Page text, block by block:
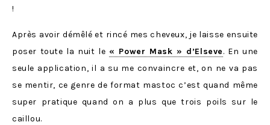
!
Après avoir démêlé et rincé mes cheveux, je laisse ensuite
poser toute la nuit le« Power Mask » d’Elseve. En une
seule application, il a su me convaincre et, on ne va pas
se mentir, ce genre de format mastoc c’est quand même
super pratique quand on a plus que trois poils sur le
caillou.